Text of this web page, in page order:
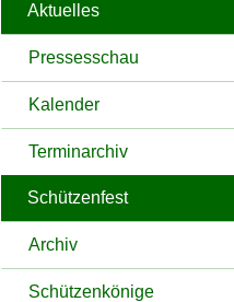
Aktuelles
Pressesschau
Kalender
Terminarchiv
Schützenfest
Archiv
Schützenkönige